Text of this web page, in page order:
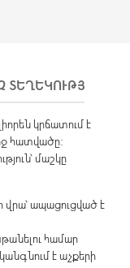
կրճատում է
հատվածը:
մաշկը
վրա՝ ապացուցված է
համար
է աչքերի